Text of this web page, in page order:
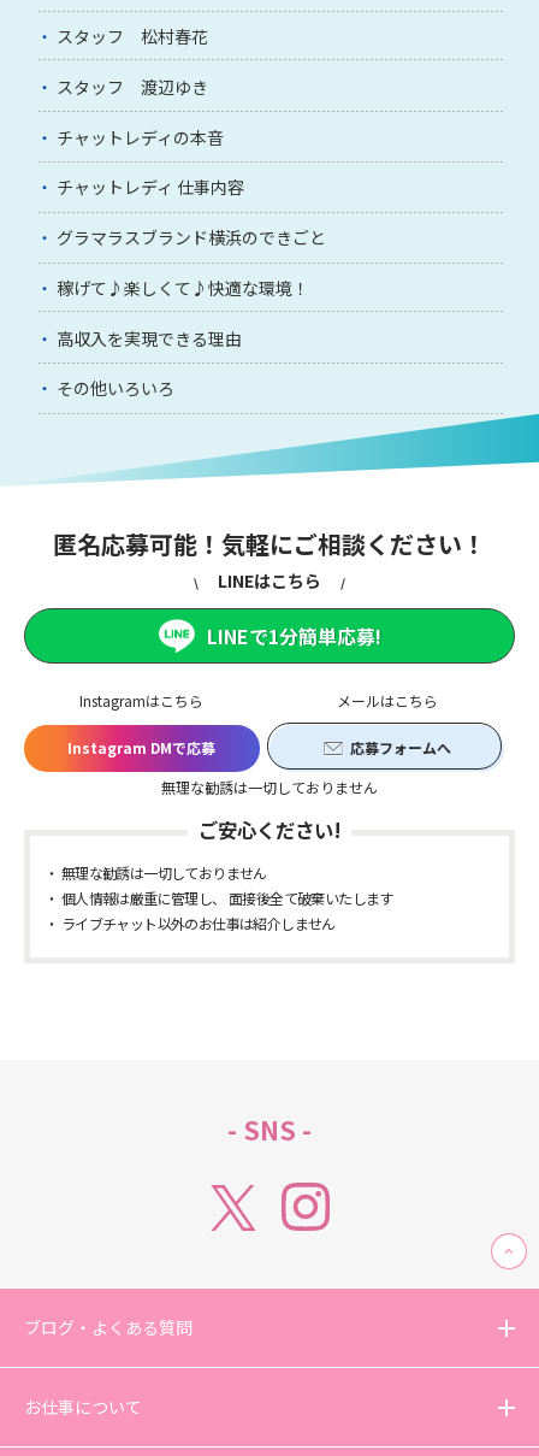
スタッフ 松村春花
スタッフ 渡辺ゆき
チャットレディの本音
チャットレディ 仕事内容
グラマラスブランド横浜のできごと
稼げて♪楽しくて♪快適な環境！
高収入を実現できる理由
その他いろいろ
匿名応募可能！気軽にご相談ください！
Instagramはこちら
Instagram DMで応募
メールはこちら
応募フォームへ
無理な勧誘は一切しておりません
LINEはこちら
LINEで1分簡単応募!
ご安心ください!
無理な勧誘は一切しておりません
個人情報は厳重に管理し、 面接後全て破棄いたします
ライブチャット以外のお仕事は紹介しません
- SNS -
ブログ・よくある質問
お仕事について